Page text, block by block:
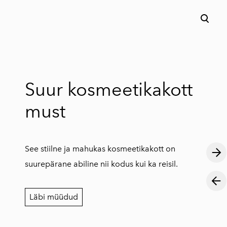
Suur kosmeetikakott
must
See stiilne ja mahukas kosmeetikakott on
suurepärane abiline nii kodus kui ka reisil.
Läbi müüdud